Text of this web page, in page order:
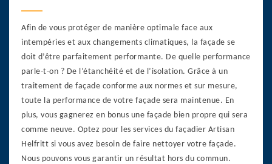
Afin de vous protéger de manière optimale face aux
intempéries et aux changements climatiques, la façade se
doit d’être parfaitement performante. De quelle performance
parle-t-on ? De l’étanchéité et de l’isolation. Grâce à un
traitement de façade conforme aux normes et sur mesure,
toute la performance de votre façade sera maintenue. En
plus, vous gagnerez en bonus une façade bien propre qui sera
comme neuve. Optez pour les services du façadier Artisan
Helfritt si vous avez besoin de faire nettoyer votre façade.
Nous pouvons vous garantir un résultat hors du commun.